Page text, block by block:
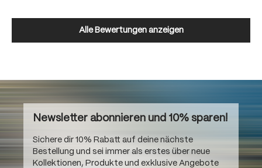
Alle Bewertungen anzeigen
Newsletter abonnieren und 10% sparen!
Sichere dir 10% Rabatt auf deine nächste
Bestellung und sei immer als erstes über neue
Kollektionen, Produkte und exklusive Angebote